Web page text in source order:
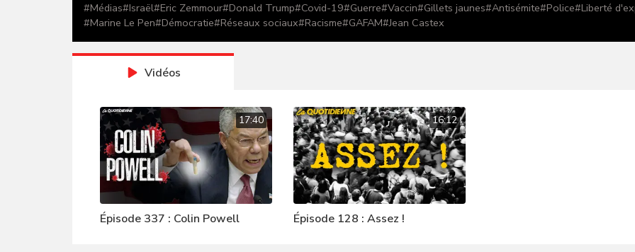
#Médias#Israël#Eric Zemmour#Donald Trump#Covid-19#Guerre#Vaccin#Gillets jaunes#Antisémite#Police#Liberté
#Marine Le Pen#Démocratie#Réseaux sociaux#Racisme#GAFAM#Jean Castex
Vidéos
17:40
Épisode 337 : Colin Powell
16:12
Épisode 128 : Assez !